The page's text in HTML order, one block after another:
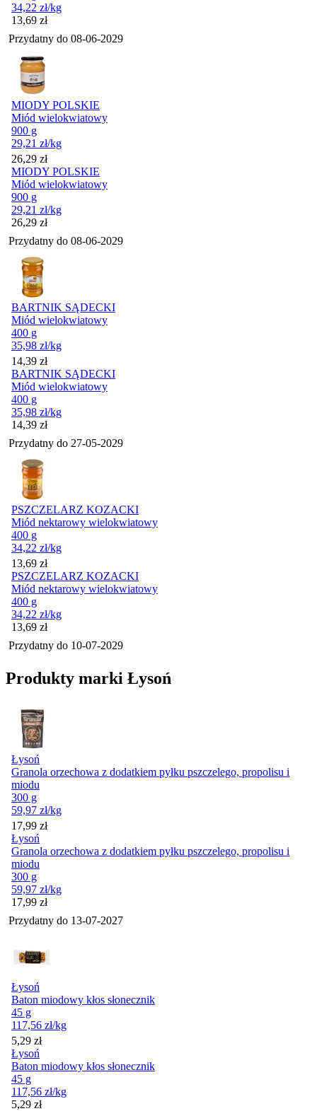
34,22 zł/kg
Cena
13,69 zł
Przydatny do 08-06-2029
MIODY POLSKIE
Miód wielokwiatowy
900 g
29,21 zł/kg
Cena
26,29 zł
MIODY POLSKIE
Miód wielokwiatowy
900 g
29,21 zł/kg
Cena
26,29 zł
Przydatny do 08-06-2029
BARTNIK SĄDECKI
Miód wielokwiatowy
400 g
35,98 zł/kg
Cena
14,39 zł
BARTNIK SĄDECKI
Miód wielokwiatowy
400 g
35,98 zł/kg
Cena
14,39 zł
Przydatny do 27-05-2029
PSZCZELARZ KOZACKI
Miód nektarowy wielokwiatowy
400 g
34,22 zł/kg
Cena
13,69 zł
PSZCZELARZ KOZACKI
Miód nektarowy wielokwiatowy
400 g
34,22 zł/kg
Cena
13,69 zł
Przydatny do 10-07-2029
Produkty marki Łysoń
Łysoń
Granola orzechowa z dodatkiem pyłku pszczelego, propolisu i
miodu
300 g
59,97 zł/kg
Cena
17,99 zł
Łysoń
Granola orzechowa z dodatkiem pyłku pszczelego, propolisu i
miodu
300 g
59,97 zł/kg
Cena
17,99 zł
Przydatny do 13-07-2027
Łysoń
Baton miodowy kłos słonecznik
45 g
117,56 zł/kg
Cena
5,29 zł
Łysoń
Baton miodowy kłos słonecznik
45 g
117,56 zł/kg
Cena
5,29 zł